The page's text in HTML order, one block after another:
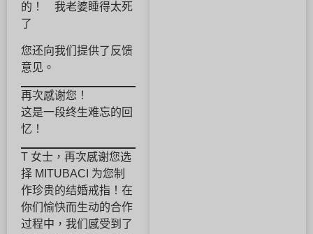
的！ 我老婆睡得太死
了
您还向我们提供了反馈
意见。
再次感谢您！
这是一段终生难忘的回
忆！
T 女士，再次感谢您选
择 MITUBACI 为您制
作珍贵的结婚戒指！在
你们愉快而生动的合作
过程中，我们感受到了